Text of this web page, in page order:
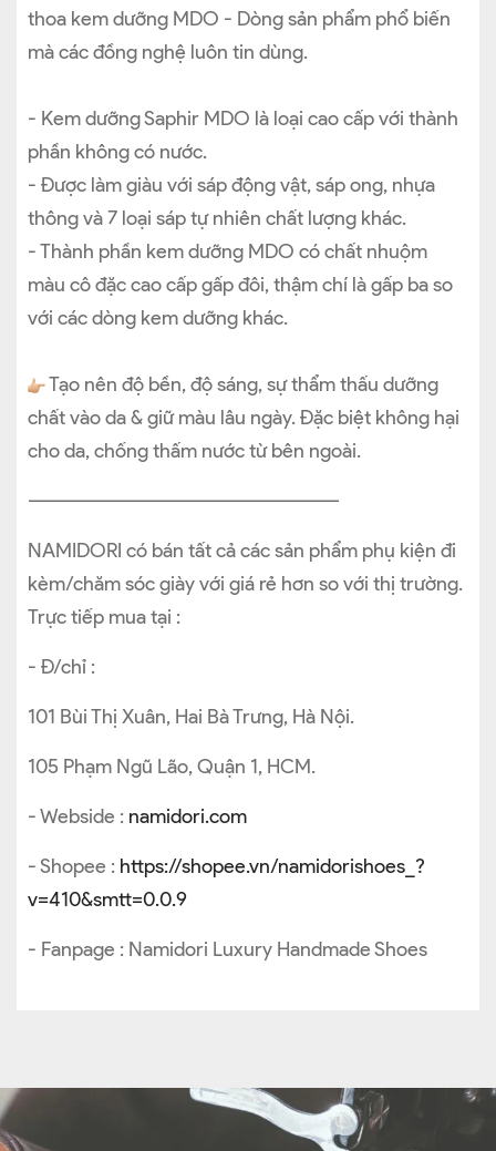
thoa kem dưỡng MDO - Dòng sản phẩm phổ biến
mà các đồng nghệ luôn tin dùng.
- Kem dưỡng Saphir MDO là loại cao cấp với thành
phần không có nước.
- Được làm giàu với sáp động vật, sáp ong, nhựa
thông và 7 loại sáp tự nhiên chất lượng khác.
- Thành phần kem dưỡng MDO có chất nhuộm
màu cô đặc cao cấp gấp đôi, thậm chí là gấp ba so
với các dòng kem dưỡng khác.
Tạo nên độ bền, độ sáng, sự thẩm thấu dưỡng
chất vào da & giữ màu lâu ngày. Đặc biệt không hại
cho da, chống thấm nước từ bên ngoài.
————————————————————
NAMIDORI có bán tất cả các sản phẩm phụ kiện đi
kèm/chăm sóc giày với giá rẻ hơn so với thị trường.
Trực tiếp mua tại :
- Đ/chỉ :
101 Bùi Thị Xuân, Hai Bà Trưng, Hà Nội.
105 Phạm Ngũ Lão, Quận 1, HCM.
- Webside : namidori.com
- Shopee : https://shopee.vn/namidorishoes_?
v=410&smtt=0.0.9
- Fanpage : Namidori Luxury Handmade Shoes